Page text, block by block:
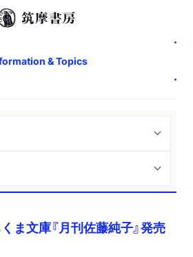
& Topics
ま文庫『月刊佐藤純子』発売